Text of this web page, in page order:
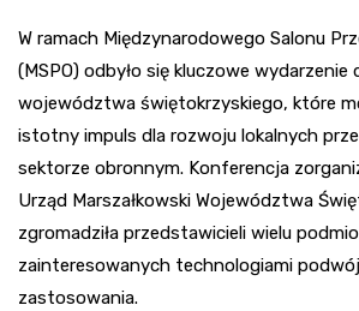
W ramach Międzynarodowego Salonu
(MSPO) odbyło się kluczowe wydarzenie
województwa świętokrzyskiego, które
istotny impuls dla rozwoju lokalnych
sektorze obronnym. Konferencja
Urząd Marszałkowski Województwa
zgromadziła przedstawicieli wielu
zainteresowanych technologiami
zastosowania.